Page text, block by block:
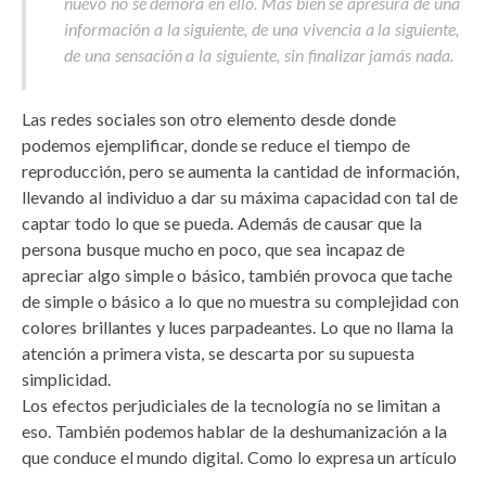
información a la siguiente, de una vivencia a la siguiente,
de una sensación a la siguiente, sin finalizar jamás nada.
Las redes sociales son otro elemento desde donde
podemos ejemplificar, donde se reduce el tiempo de
reproducción, pero se aumenta la cantidad de información,
llevando al individuo a dar su máxima capacidad con tal de
captar todo lo que se pueda. Además de causar que la
persona busque mucho en poco, que sea incapaz de
apreciar algo simple o básico, también provoca que tache
de simple o básico a lo que no muestra su complejidad con
colores brillantes y luces parpadeantes. Lo que no llama la
atención a primera vista, se descarta por su supuesta
simplicidad.
Los efectos perjudiciales de la tecnología no se limitan a
eso. También podemos hablar de la deshumanización a la
que conduce el mundo digital. Como lo expresa un artículo